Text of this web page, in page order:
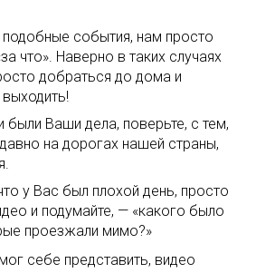
подобные события, нам просто
что». Наверно в таких случаях
добраться до дома и
были Ваши дела, поверьте, с тем,
на дорогах нашей страны,
у Вас был плохой день, просто
и подумайте, — «какого было
проезжали мимо?»
себе представить, видео